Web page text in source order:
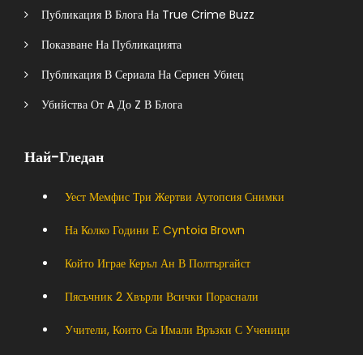
Публикация В Блога На True Crime Buzz
Показване На Публикацията
Публикация В Сериала На Сериен Убиец
Убийства От A До Z В Блога
Най-Гледан
Уест Мемфис Три Жертви Аутопсия Снимки
На Колко Години Е Cyntoia Brown
Който Играе Керъл Ан В Полтъргайст
Пясъчник 2 Хвърли Всички Пораснали
Учители, Които Са Имали Връзки С Ученици